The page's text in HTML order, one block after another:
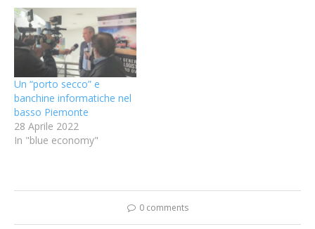
Un “porto secco” e
banchine informatiche nel
basso Piemonte
28 Aprile 2022
In "blue economy"
0 comments